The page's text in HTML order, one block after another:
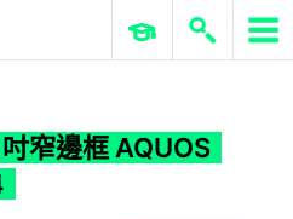
ERP 與商業 AI
窄邊框 AQUOS